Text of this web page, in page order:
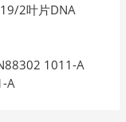
2叶片DNA
1011-A
A